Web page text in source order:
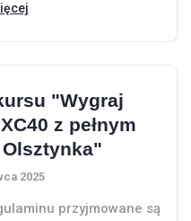
"Wygraj
z pełnym
2025
przyjmowane są